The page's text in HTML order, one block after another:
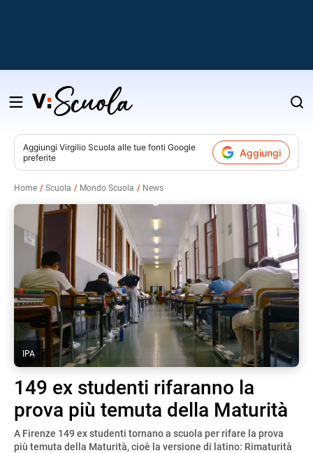
Salta
contenuto
Aggiungi Virgilio Scuola alle tue fonti Google
preferite
Aggiungi
Home Scuola Mondo Scuola News
IPA
149 ex studenti rifaranno la
prova più temuta della Maturità
A Firenze 149 ex studenti tornano a scuola per rifare la prova
più temuta della Maturità, cioè la versione di latino: Rimaturità